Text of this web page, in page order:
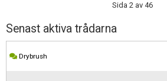
Sida 2 av 46
Senast aktiva trådarna
Drybrush